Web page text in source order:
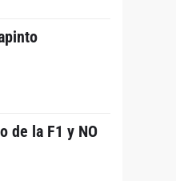
de la F1 y NO